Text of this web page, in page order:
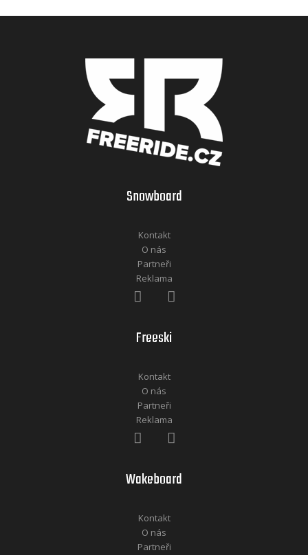
Snowboard
Kontakt
O nás
Partneři
Reklama
Freeski
Kontakt
O nás
Partneři
Reklama
Wakeboard
Kontakt
O nás
Partneři